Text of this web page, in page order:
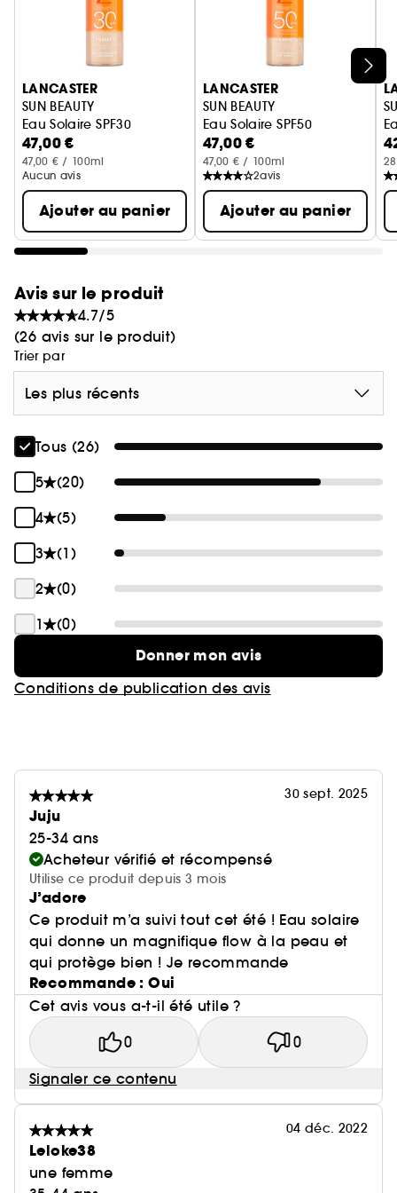
Ignorer le carrousel produits
LANCASTER
SUN BEAUTY
Eau Solaire SPF30
47,00 €
47,00 € / 100ml
Aucun avis
Ajouter au panier
LANCASTER
SUN BEAUTY
Eau Solaire SPF50
47,00 €
47,00 € / 100ml
2avis
Ajouter au panier
Avis sur le produit
4.7/5
(26 avis sur le produit)
Trier par
Les plus récents
Tous (26)
5
(20)
4
(5)
3
(1)
2
(0)
1
(0)
Donner mon avis
Conditions de publication des avis
30 sept. 2025
Juju
25-34 ans
Acheteur vérifié et récompensé
Utilise ce produit depuis 3 mois
J’adore
Ce produit m’a suivi tout cet été ! Eau solaire
qui donne un magnifique flow à la peau et
qui protège bien ! Je recommande
Recommande : Oui
Cet avis vous a-t-il été utile ?
0 0
Signaler ce contenu
04 déc. 2022
Leloke38
une femme